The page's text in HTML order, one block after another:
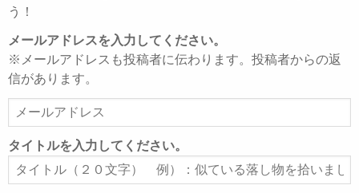
う！
メールアドレスを入力してください。
※メールアドレスも投稿者に伝わります。投稿者からの返
信があります。
ー
ル
ア
ド
タイトルを入力してください。
タ
イ